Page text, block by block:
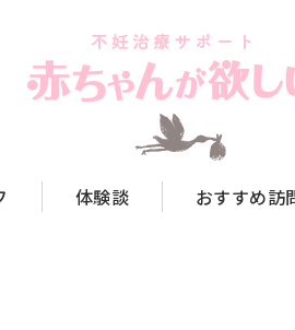
体験談 おすすめ訪